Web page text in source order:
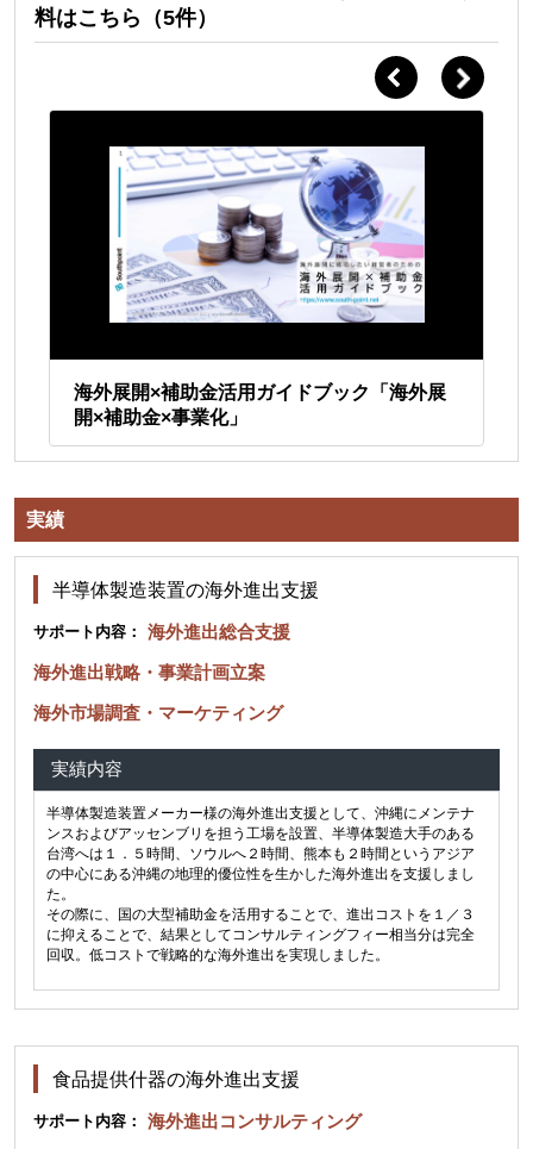
料はこちら（5件）
海外展開×補助金活用ガイドブック「海外展
開×補助金×事業化」
実績
半導体製造装置の海外進出支援
サポート内容：
海外進出総合支援
海外進出戦略・事業計画立案
海外市場調査・マーケティング
実績内容
半導体製造装置メーカー様の海外進出支援として、沖縄にメンテナ
ンスおよびアッセンブリを担う工場を設置、半導体製造大手のある
台湾へは１．５時間、ソウルへ２時間、熊本も２時間というアジア
の中心にある沖縄の地理的優位性を生かした海外進出を支援しまし
た。
その際に、国の大型補助金を活用することで、進出コストを１／３
に抑えることで、結果としてコンサルティングフィー相当分は完全
回収。低コストで戦略的な海外進出を実現しました。
食品提供什器の海外進出支援
サポート内容：
海外進出コンサルティング